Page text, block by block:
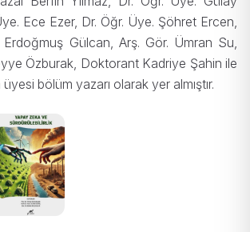
Ece Ezer, Dr. Öğr. Üye. Şöhret Ercen,
Gülcan, Arş. Gör. Ümran Su,
Özburak, Doktorant Kadriye Şahin ile
bölüm yazarı olarak yer almıştır.